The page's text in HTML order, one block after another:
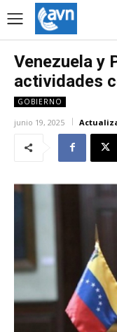
Venezuela y
actividades
GOBIERNO
junio 19, 2025